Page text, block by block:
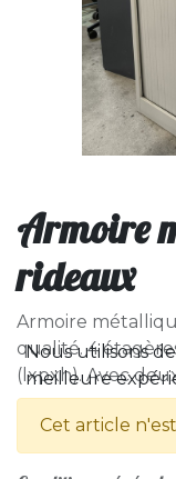
Armoire
rideaux
Armoire
qualité. 4
(lxpxh). Avec
Cet article
Nous utilisons
meilleure